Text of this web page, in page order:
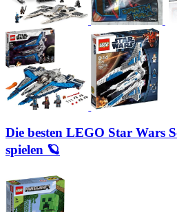
Die besten LEGO Star Wars
spielen 🪐